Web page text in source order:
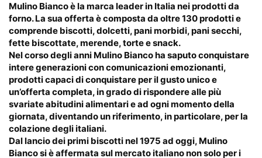
Mulino Bianco è la marca leader in Italia nei prodotti da
forno. La sua offerta è composta da oltre 130 prodotti e
comprende biscotti, dolcetti, pani morbidi, pani secchi,
fette biscottate, merende, torte e snack.
Nel corso degli anni Mulino Bianco ha saputo conquistare
intere generazioni con comunicazioni emozionanti,
prodotti capaci di conquistare per il gusto unico e
un’offerta completa, in grado di rispondere alle più
svariate abitudini alimentari e ad ogni momento della
giornata, diventando un riferimento, in particolare, per la
colazione degli italiani.
Dal lancio dei primi biscotti nel 1975 ad oggi, Mulino
Bianco si è affermata sul mercato italiano non solo per i